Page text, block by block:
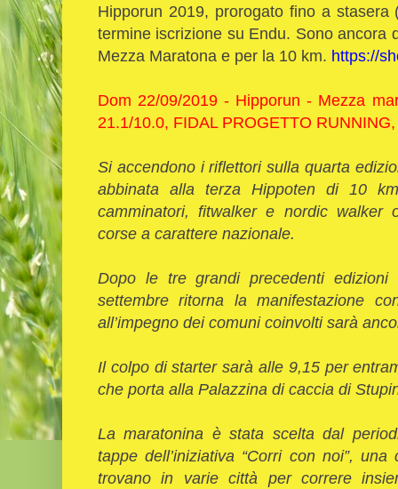
Hipporun 2019, prorogato fino a
termine iscrizione su Endu. Sono ancora
Mezza Maratona e per la 10 km. https://
Dom 22/09/2019 - Hipporun - Mezza
21.1/10.0, FIDAL PROGETTO RUNNING,
Si accendono i riflettori sulla quarta
abbinata alla terza Hippoten di 10
camminatori, fitwalker e nordic walker
corse a carattere nazionale.
Dopo le tre grandi precedenti
settembre ritorna la manifestazione
all’impegno dei comuni coinvolti sarà
Il colpo di starter sarà alle 9,15 per
che porta alla Palazzina di caccia di
La maratonina è stata scelta dal
tappe dell’iniziativa “Corri con noi”,
trovano in varie città per correre